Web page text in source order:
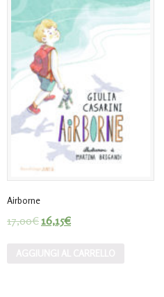
Airborne
17,00€16,15€